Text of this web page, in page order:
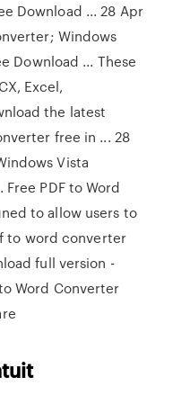
Download ... 28 Apr
Windows
Download ... These
Excel,
the latest
free in ... 28
Vista
PDF to Word
to allow users to
to word converter
full version -
Word Converter